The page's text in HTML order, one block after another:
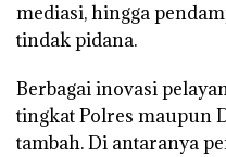
mediasi, hingga
tindak pidana.
Berbagai inovasi
tingkat Polres maupun
tambah. Di antaranya